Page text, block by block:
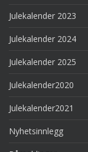
Julekalender 2023
Julekalender 2024
Julekalender 2025
Julekalender2020
Julekalender2021
Nyhetsinnlegg